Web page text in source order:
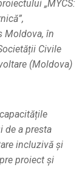
„MYCS:
Moldova, în
Civile
(Moldova)
de a presta
incluzivă și
proiect și